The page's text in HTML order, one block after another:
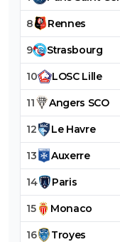
8 Rennes
9 Strasbourg
10 LOSC Lille
11 Angers SCO
12 Le Havre
13 Auxerre
14 Paris
15 Monaco
16 Troyes